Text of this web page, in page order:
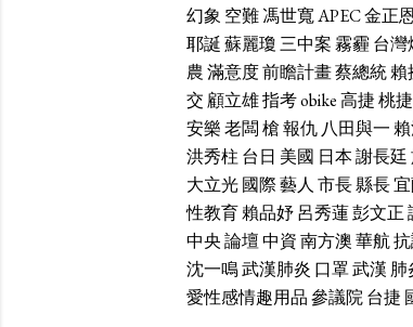
幻象 空難馮世寬APEC金正
耶誕蘇麗瓊三中案霧霾 台灣
農滿意度前瞻計畫蔡總統賴
交 顧立雄指考obike高捷桃捷
安樂老闆槍報仇 八田與一
洪秀柱 台日 美國 日本謝長廷
大立光國際藝人 市長縣長
性教育賴品妤呂秀蓮彭文正
中央論壇中資南方澳華航
沈一鳴武漢肺炎 口罩武漢 肺
愛性感情趣用品參議院台捷